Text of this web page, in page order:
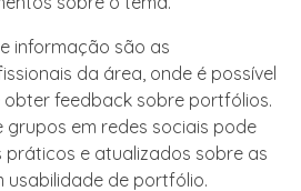
informação são as
da área, onde é possível
feedback sobre portfólios.
grupos em redes sociais pode
e atualizados sobre as
usabilidade de portfólio.